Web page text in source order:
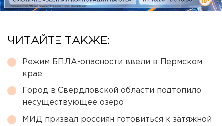
ЧИТАЙТЕ ТАКЖЕ:
Режим БПЛА-опасности ввели в Пермском
крае
Город в Свердловской области подтопило
несуществующее озеро
МИД призвал россиян готовиться к затяжной